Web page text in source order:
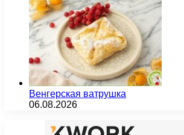
Венгерская ватрушка
06.08.2026